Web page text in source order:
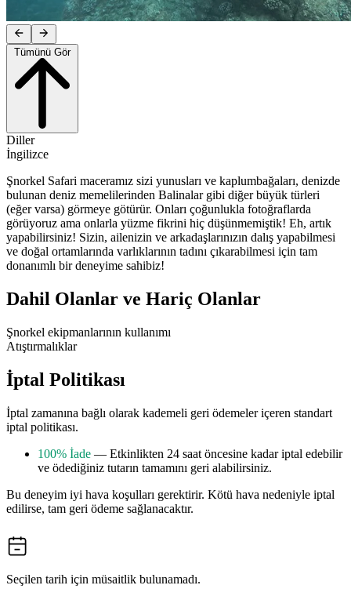
Tümünü Gör
Diller
İngilizce
Şnorkel Safari maceramız sizi yunusları ve kaplumbağaları, denizde
bulunan deniz memelilerinden Balinalar gibi diğer büyük türleri
(eğer varsa) görmeye götürür. Onları çoğunlukla fotoğraflarda
görüyoruz ama onlarla yüzme fikrini hiç düşünmemiştik! Eh, artık
yapabilirsiniz! Sizin, ailenizin ve arkadaşlarınızın dalış yapabilmesi
ve doğal ortamlarında varlıklarının tadını çıkarabilmesi için tam
donanımlı bir deneyime sahibiz!
Dahil Olanlar ve Hariç Olanlar
Şnorkel ekipmanlarının kullanımı
Atıştırmalıklar
İptal Politikası
İptal zamanına bağlı olarak kademeli geri ödemeler içeren standart
iptal politikası.
100% İade — Etkinlikten 24 saat öncesine kadar iptal edebilir
ve ödediğiniz tutarın tamamını geri alabilirsiniz.
Bu deneyim iyi hava koşulları gerektirir. Kötü hava nedeniyle iptal
edilirse, tam geri ödeme sağlanacaktır.
Seçilen tarih için müsaitlik bulunamadı.